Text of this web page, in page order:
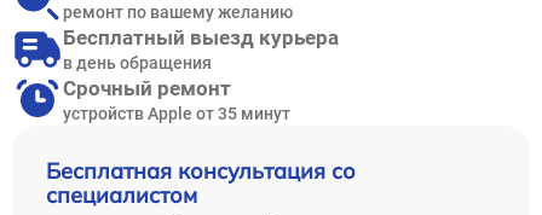
Бесплатная консультация со
специалистом
ремонт по вашему желанию
Бесплатный выезд курьера
в день обращения
Срочный ремонт
устройств Apple от 35 минут